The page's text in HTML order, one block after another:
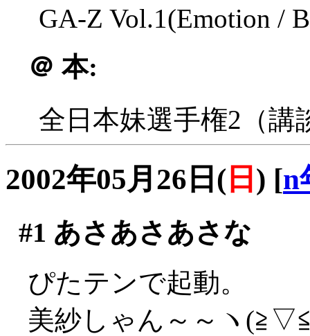
GA-Z Vol.1(Emotion /
＠ 本:
全日本妹選手権2（講
2002年05月26日( 日 ) [n
#1 あさあさあさな
ぴたテンで起動。
美紗しゃん～～ヽ